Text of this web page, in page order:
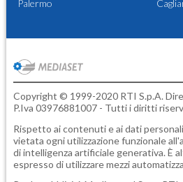
Palermo
Copyright © 1999-2020 RTI S.p.A.
P.Iva 03976881007 - Tutti i diritti
Rispetto ai contenuti e ai dati
vietata ogni utilizzazione funzionale
di intelligenza artificiale generativa. È
espresso di utilizzare mezzi